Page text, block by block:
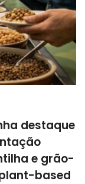
destaque
e grão-
based